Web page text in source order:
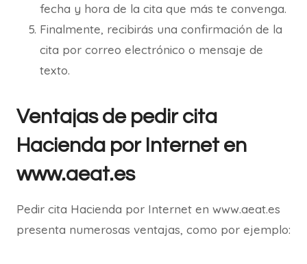
fecha y hora de la cita que más te convenga.
Finalmente, recibirás una confirmación de la
cita por correo electrónico o mensaje de
texto.
Ventajas de pedir cita
Hacienda por Internet en
www.aeat.es
Pedir cita Hacienda por Internet en www.aeat.es
presenta numerosas ventajas, como por ejemplo: